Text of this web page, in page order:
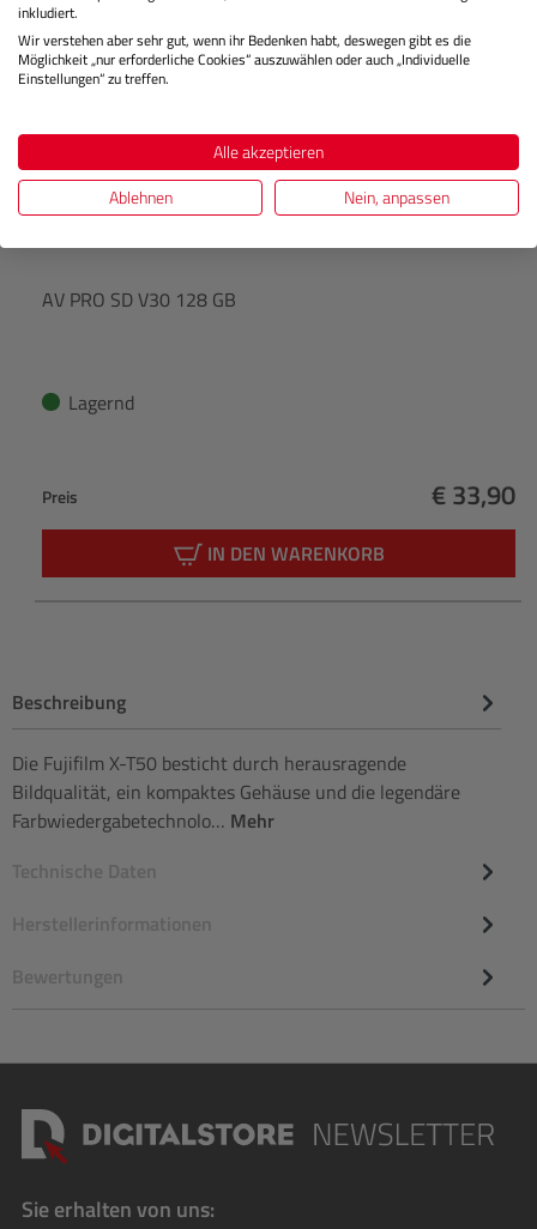
AV PRO SD V30 128 GB
Lagernd
Preis € 33,90
IN DEN WARENKORB
Beschreibung
Die Fujifilm X-T50 besticht durch herausragende
Bildqualität, ein kompaktes Gehäuse und die legendäre
Farbwiedergabetechnolo… Mehr
Technische Daten
Herstellerinformationen
Bewertungen
Sie erhalten von uns:
inkludiert.
Wir verstehen aber sehr gut, wenn ihr Bedenken habt, deswegen gibt es die
Möglichkeit „nur erforderliche Cookies“ auszuwählen oder auch „Individuelle
Einstellungen“ zu treffen.
Alle akzeptieren
Ablehnen
Nein, anpassen